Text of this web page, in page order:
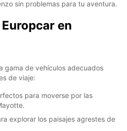
sin problemas para tu aventura.
en
gama de vehículos adecuados
de viaje:
para moverse por las
explorar los paisajes agrestes de